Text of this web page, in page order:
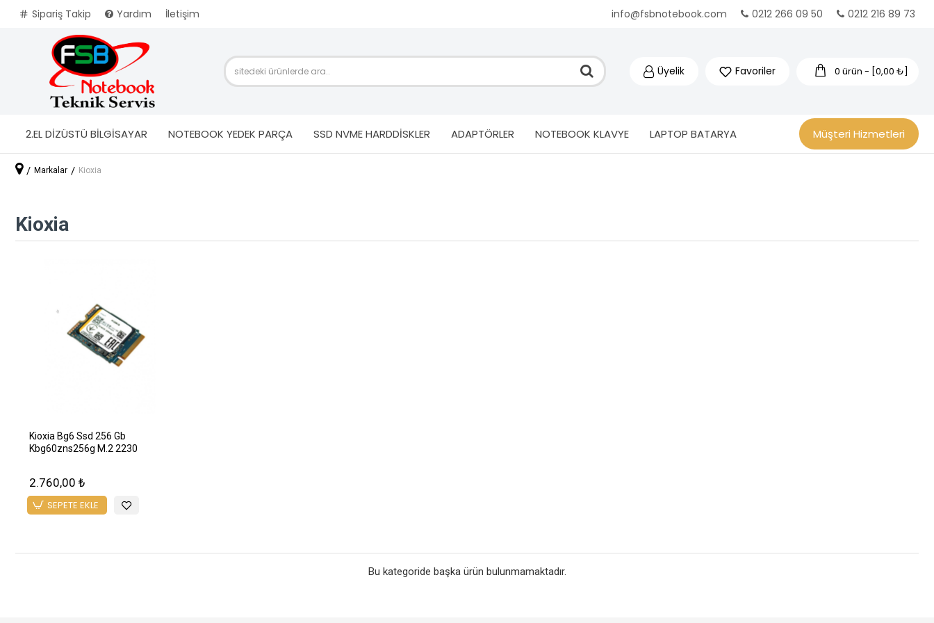
Sipariş Takip Yardım İletişim info@fsbnotebook.com 0212 266 09 50 0212 216 89 73
Üyelik Favoriler 0 ürün - [0,00 ₺]
2.EL DİZÜSTÜ BİLGİSAYAR NOTEBOOK YEDEK PARÇA SSD NVME HARDDİSKLER ADAPTÖRLER NOTEBOOK KLAVYE LAPTOP BATARYA Müşteri Hizmetleri
Markalar Kioxia
Kioxia
Kioxia Bg6 Ssd 256 Gb
Kbg60zns256g M.2 2230
2.760,00 ₺
SEPETE EKLE
Bu kategoride başka ürün bulunmamaktadır.